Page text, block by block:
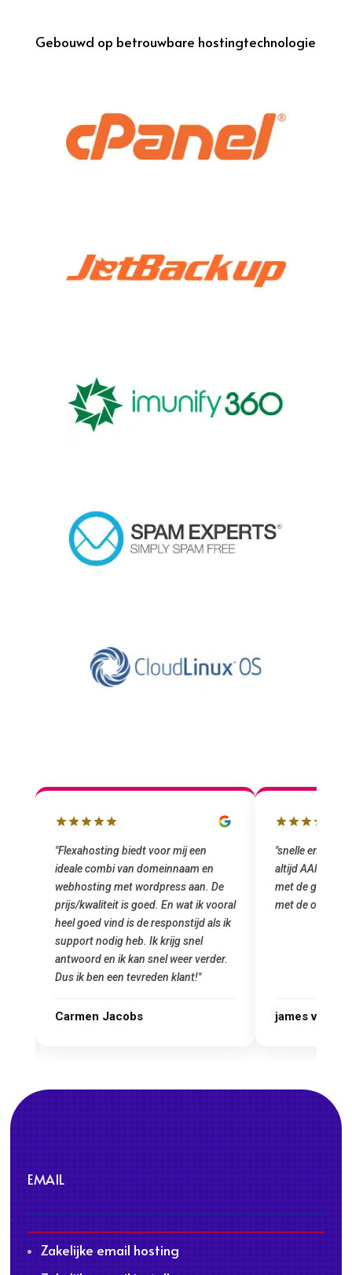
Gebouwd op betrouwbare hostingtechnologie
"snelle en vriendelijke service. staat
altijd AAN (: fijne prijzen vergeleken
met de grote jongens en dus nu al blij
met de overstap!"
james van oranje
"Top service. Ik
het installeren
was meteen
gemaakt. Top
Marcel Thijs
EMAIL
Zakelijke email hosting